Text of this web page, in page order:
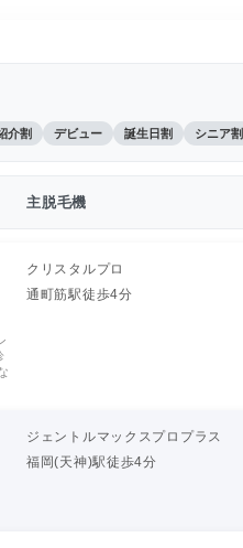
介割 デビュー 誕生日割 シニア割
主脱毛機
クリスタルプロ
通町筋駅徒歩4分
ジェントルマックスプロプラス
福岡(天神)駅徒歩4分